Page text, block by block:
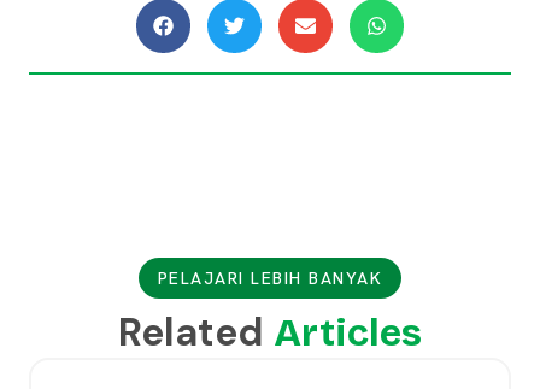
PELAJARI LEBIH BANYAK
Related Articles